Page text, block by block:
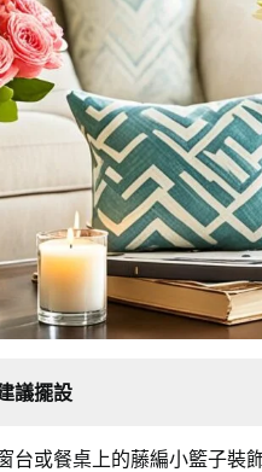
議擺設
台或餐桌上的藤編小籃子裝